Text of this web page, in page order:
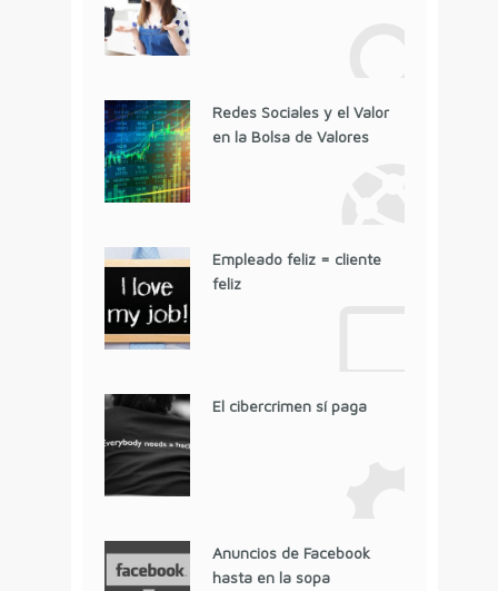
Redes Sociales y el Valor
en la Bolsa de Valores
Empleado feliz = cliente
feliz
El cibercrimen sí paga
Anuncios de Facebook
hasta en la sopa